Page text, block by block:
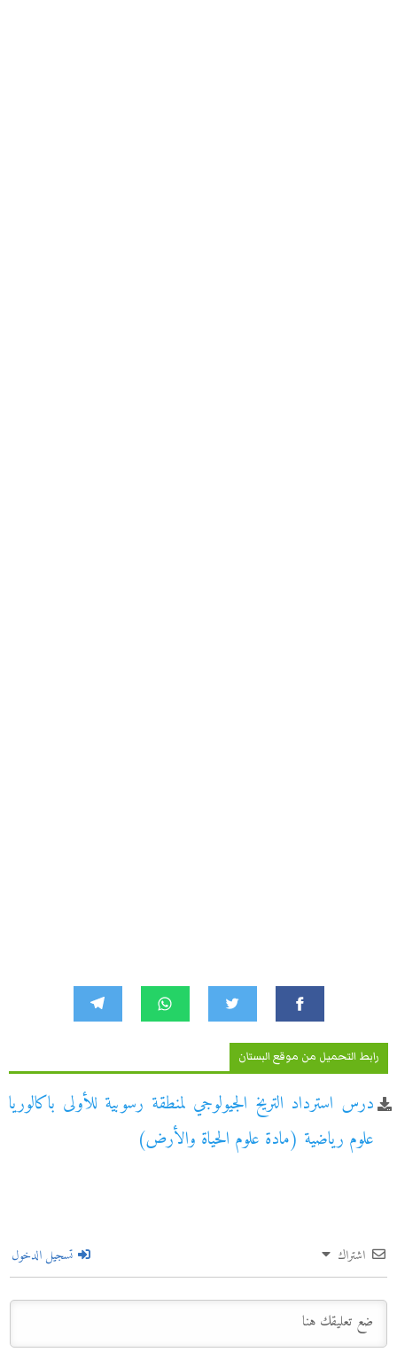
رابط التحميل من موقع البستان
درس استرداد التريخ الجيولوجي لمنطقة رسوبية للأولى باكالوريا
علوم رياضية (مادة علوم الحياة والأرض)
اشتراك تسجيل الدخول